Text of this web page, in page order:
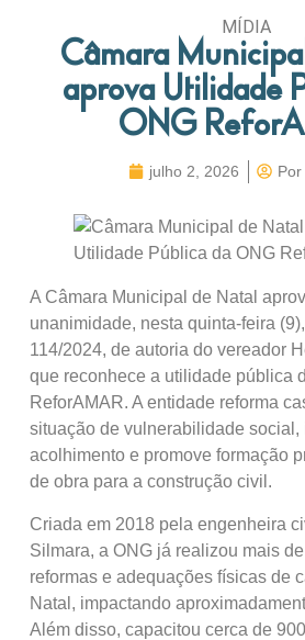
MÍDIA
Câmara
aprova Utilidade
ONG
julho 2, 2026 Por
A Câmara Municipal de Natal
unanimidade, nesta quinta-feira
114/2024, de autoria do vereador
que reconhece a utilidade pública
ReforAMAR. A entidade reforma
situação de vulnerabilidade social,
acolhimento e promove formação
de obra para a construção civil.
Criada em 2018 pela engenheira
Silmara, a ONG já realizou mais
reformas e adequações físicas de
Natal, impactando
Além disso, capacitou cerca de